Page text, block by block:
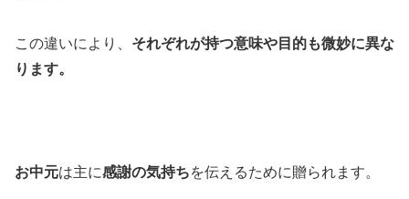
この違いにより、 それぞれが持つ意味や目的も微妙に異な
ります。
お中元は主に感謝の気持ちを伝えるために贈られます。